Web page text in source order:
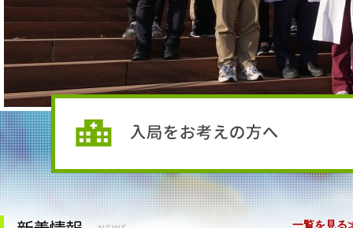
一覧を見